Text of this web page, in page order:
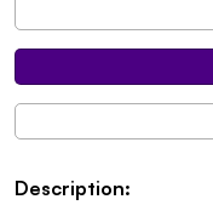
Description: